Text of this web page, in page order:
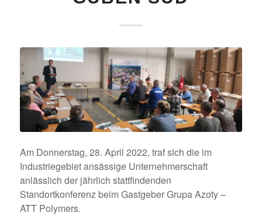
Am Donnerstag, 28. April 2022, traf sich die im
Industriegebiet ansässige Unternehmerschaft
anlässlich der jährlich stattfindenden
Standortkonferenz beim Gastgeber Grupa Azoty –
ATT Polymers.